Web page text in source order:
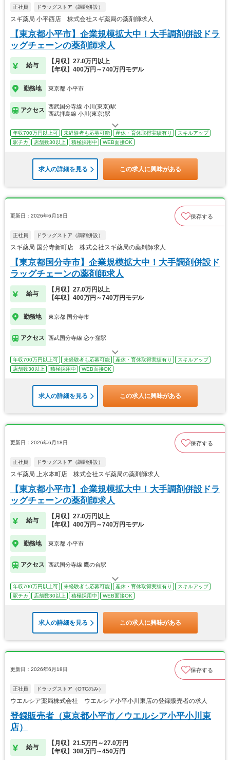
正社員 ドラッグストア（調剤併設）
スギ薬局 小平西店 株式会社スギ薬局の薬剤師求人
【東京都小平市】企業規模拡大中！大手調剤併設ドラ
ッグチェーンの薬剤師求人
給与
【月収】27.0万円以上
【年収】400万円～740万円モデル
勤務地 東京都 小平市
アクセス
西武国分寺線 小川(東京)駅
西武拝島線 小川(東京)駅
年収700万円以上可 未経験者も応募可能 産休・育休取得実績有り
スキルアップ
駅チカ
店舗数30以上 積極採用中 WEB面接OK
求人の詳細を見る この求人に興味がある
更新日：2026年6月18日 保存する
正社員 ドラッグストア（調剤併設）
スギ薬局 国分寺新町店 株式会社スギ薬局の薬剤師求人
【東京都国分寺市】企業規模拡大中！大手調剤併設ド
ラッグチェーンの薬剤師求人
給与
【月収】27.0万円以上
【年収】400万円～740万円モデル
勤務地 東京都 国分寺市
アクセス 西武国分寺線 恋ケ窪駅
年収700万円以上可 未経験者も応募可能 産休・育休取得実績有り
スキルアップ
店舗数30以上
積極採用中 WEB面接OK
求人の詳細を見る この求人に興味がある
更新日：2026年6月18日 保存する
正社員 ドラッグストア（調剤併設）
スギ薬局 上水本町店 株式会社スギ薬局の薬剤師求人
【東京都小平市】企業規模拡大中！大手調剤併設ドラ
ッグチェーンの薬剤師求人
給与
【月収】27.0万円以上
【年収】400万円～740万円モデル
勤務地 東京都 小平市
アクセス 西武国分寺線 鷹の台駅
年収700万円以上可 未経験者も応募可能 産休・育休取得実績有り
スキルアップ
駅チカ
店舗数30以上 積極採用中 WEB面接OK
求人の詳細を見る この求人に興味がある
更新日：2026年6月18日 保存する
正社員 ドラッグストア（OTCのみ）
ウエルシア薬局株式会社 ウエルシア小平小川東店の登録販売者の求人
登録販売者（東京都小平市／ウエルシア小平小川東
店）
給与
【月収】21.5万円～27.0万円
【年収】308万円～450万円